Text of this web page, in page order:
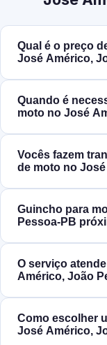
Qual é o preço
José Américo,
Quando é
moto no José
Vocês fazem
de moto no
Guincho para
Pessoa‑PB
O serviço
Américo, João
Como escolher
José Américo,